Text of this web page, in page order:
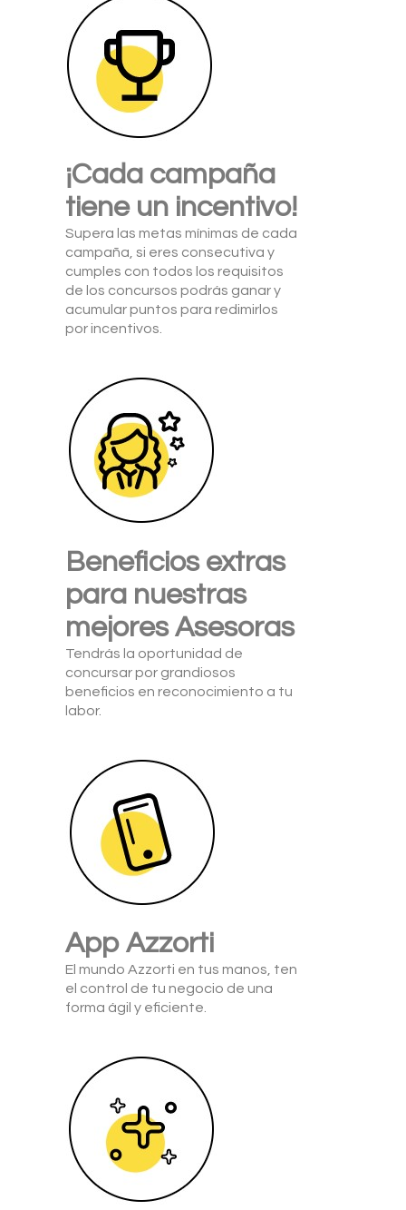
¡Cada campaña
tiene un incentivo!
Supera las metas mínimas de cada
campaña, si eres consecutiva y
cumples con todos los requisitos
de los concursos podrás ganar y
acumular puntos para redimirlos
por incentivos.
Beneficios extras
para nuestras
mejores Asesoras
Tendrás la oportunidad de
concursar por grandiosos
beneficios en reconocimiento a tu
labor.
App Azzorti
El mundo Azzorti en tus manos, ten
el control de tu negocio de una
forma ágil y eficiente.